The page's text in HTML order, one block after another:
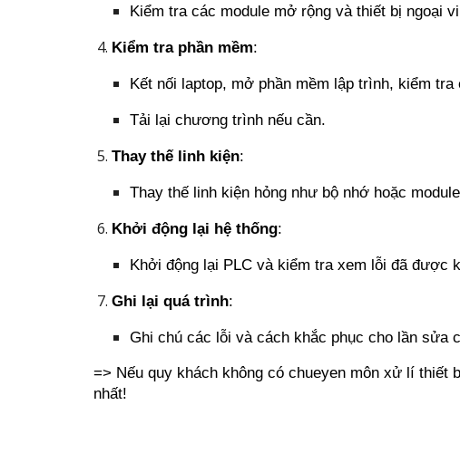
Kiểm tra các module mở rộng và thiết bị ngoại
Kiểm tra phần mềm:
Kết nối laptop, mở phần mềm lập trình, kiểm
Tải lại chương trình nếu cần.
Thay thế linh kiện:
Thay thế linh kiện hỏng như bộ nhớ hoặc
Khởi động lại hệ thống:
Khởi động lại PLC và kiểm tra xem lỗi đã được
Ghi lại quá trình:
Ghi chú các lỗi và cách khắc phục cho lần sửa
=> Nếu quy khách không có chueyen môn xử lí thiết
nhất!